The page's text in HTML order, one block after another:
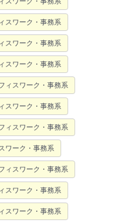
スワーク・事務系
スワーク・事務系
スワーク・事務系
ィスワーク・事務系
スワーク・事務系
ィスワーク・事務系
ワーク・事務系
ィスワーク・事務系
スワーク・事務系
スワーク・事務系